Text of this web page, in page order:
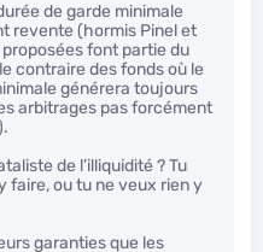
de garde minimale
revente (hormis Pinel et
font partie du
contraire des fonds où le
générera toujours
arbitrages pas forcément
de l’illiquidité ? Tu
faire, ou tu ne veux rien y
garanties que les